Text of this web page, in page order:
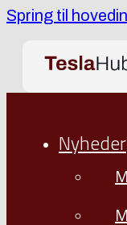
Spring til
Nyheder